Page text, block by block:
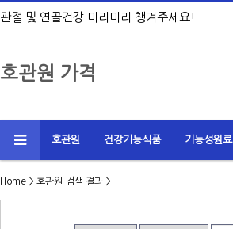
관절 및 연골건강 미리미리 챙겨주세요!
호관원 가격
호관원 건강기능식품 기능성원료
Home > 호관원-검색 결과 >